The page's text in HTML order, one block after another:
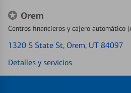
Orem
Centros financieros y cajero automático
1320 S State St, Orem, UT 84097
Detalles y servicios